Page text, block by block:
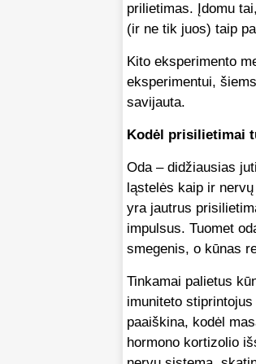
prilietimas. Įdomu
(ir ne tik juos) taip
Kito eksperimento
eksperimentui,
savijauta.
Kodėl prisilietimai
Oda – didžiausias
ląstelės kaip ir
yra jautrus
impulsus. Tuomet
smegenis, o kūnas
Tinkamai palietus
imuniteto
paaiškina, kodėl
hormono kortizolio